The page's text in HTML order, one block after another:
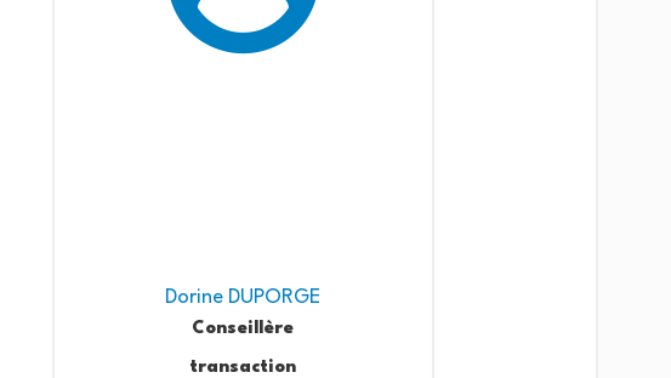
Dorine DUPORGE
Conseillère
transaction